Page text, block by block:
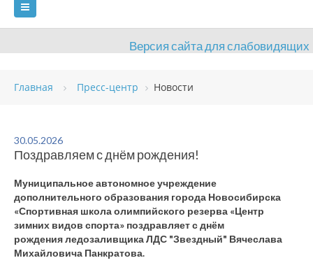
Версия сайта для слабовидящих
ГЛАВНАЯ
ВИДЫ СПОРТА
ОЦЕНКА КАЧЕСТВА ОБРАЗОВАНИЯ ВАКАНСИИ
ПЛАТНЫЕ УСЛУГИ КОНТАКТЫ
Главная Пресс-центр Новости
30.05.2026
Поздравляем с днём рождения!
Муниципальное автономное учреждение
дополнительного образования города Новосибирска
«Спортивная школа олимпийского резерва «Центр
зимних видов спорта» поздравляет с днём
рождения ледозаливщика ЛДС "Звездный" Вячеслава
Михайловича Панкратова.